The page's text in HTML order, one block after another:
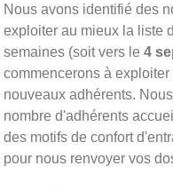
Nous avons identifié des
exploiter au mieux la liste
semaines (soit vers le 4
commencerons à
nouveaux adhérents.
nombre d'adhérents
des motifs de confort
pour nous renvoyer vos